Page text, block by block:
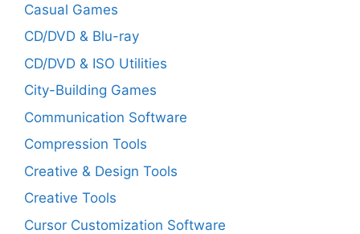
Casual Games
CD/DVD & Blu-ray
CD/DVD & ISO Utilities
City-Building Games
Communication Software
Compression Tools
Creative & Design Tools
Creative Tools
Cursor Customization Software